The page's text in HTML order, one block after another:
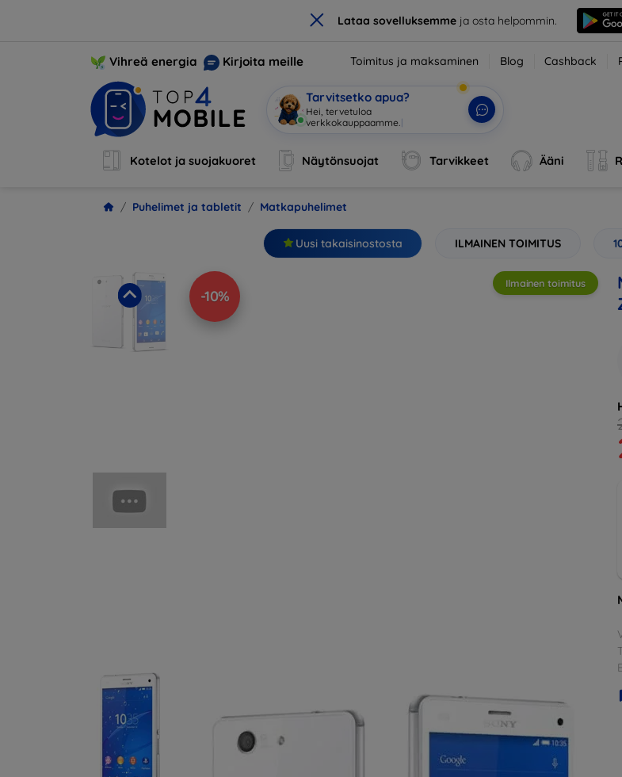
× Lataa sovelluksemmeja osta helpommin.
Vihreä energia Kirjoita meille Toimitus ja maksaminen Blog Cashback
Tarvitsetko apua?
Ol|
Kotelot ja suojakuoret Näytönsuojat Tarvikkeet Ääni
Puhelimet ja tabletit Matkapuhelimet
Uusi takaisinostosta ILMAINEN TOIMITUS
-10%
Ilmainen toimitus